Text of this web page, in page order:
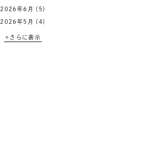
2026年6月 (5)
2026年5月 (4)
+さらに表示